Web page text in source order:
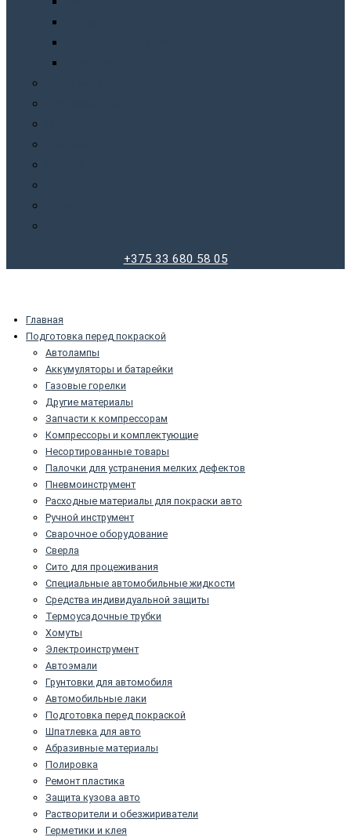
+375 33 680 58 05
Главная
Подготовка перед покраской
Автолампы
Аккумуляторы и батарейки
Газовые горелки
Другие материалы
Запчасти к компрессорам
Компрессоры и комплектующие
Несортированные товары
Палочки для устранения мелких дефектов
Пневмоинструмент
Расходные материалы для покраски авто
Ручной инструмент
Сварочное оборудование
Сверла
Сито для процеживания
Специальные автомобильные жидкости
Средства индивидуальной защиты
Термоусадочные трубки
Хомуты
Электроинструмент
Автоэмали
Грунтовки для автомобиля
Автомобильные лаки
Подготовка перед покраской
Шпатлевка для авто
Абразивные материалы
Полировка
Ремонт пластика
Защита кузова авто
Растворители и обезжириватели
Герметики и клея